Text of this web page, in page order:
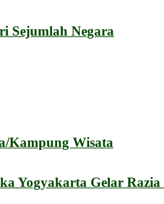
Sejumlah Negara
Kampung Wisata
Yogyakarta Gelar